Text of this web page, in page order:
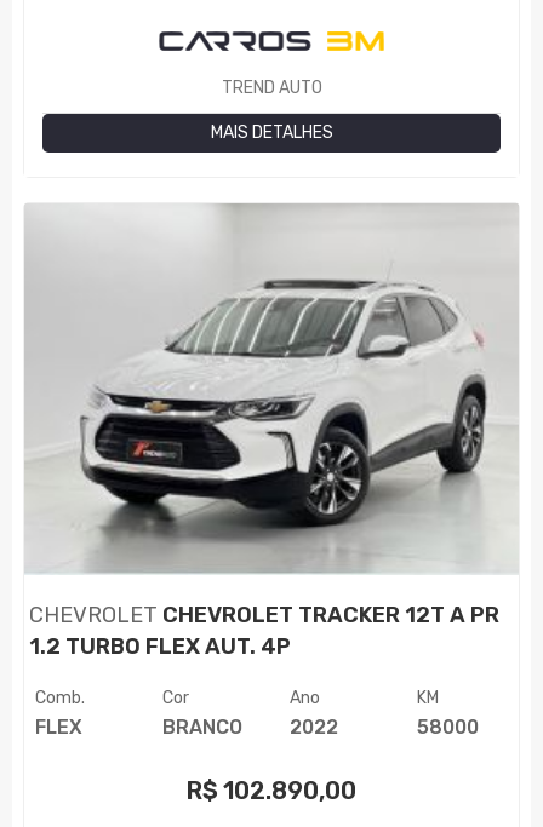
TREND AUTO
MAIS DETALHES
CHEVROLET CHEVROLET TRACKER 12T A PR
1.2 TURBO FLEX AUT. 4P
Comb.
FLEX
Cor
BRANCO
Ano
2022
KM
58000
R$ 102.890,00